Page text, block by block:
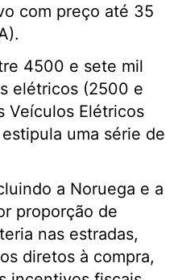
com preço até 35
4500 e sete mil
elétricos (2500 e
Veículos Elétricos
uma série de
a Noruega e a
proporção de
nas estradas,
diretos à compra,